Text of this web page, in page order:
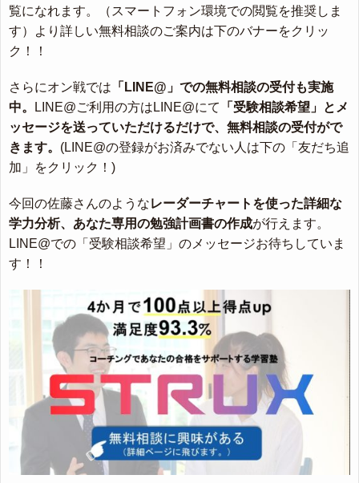
覧になれます。（スマートフォン環境での閲覧を推奨しま
す）より詳しい無料相談のご案内は下のバナーをクリッ
ク！！
さらにオン戦では 「LINE@」での無料相談の受付も実施
中。
LINE@ご利用の方はLINE@にて
「受験相談希望」とメ
ッセージを送っていただけるだけで、無料相談の受付がで
きます。 (LINE@の登録がお済みでない人は下の「友だち追
加」をクリック！)
今回の佐藤さんのようなレーダーチャートを使った詳細な
学力分析、あなた専用の勉強計画書の作成が行えます。
LINE@での「受験相談希望」のメッセージお待ちしていま
す！！